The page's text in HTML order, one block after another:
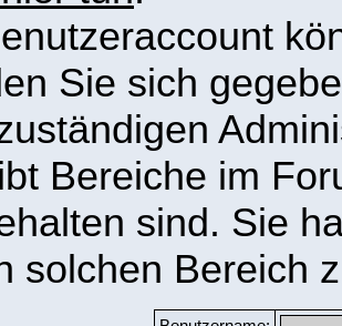
Sie sich
Bereiche im
sind. Sie
solchen Bereich